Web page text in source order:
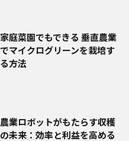
家庭菜園でもできる 垂直農業
でマイクログリーンを栽培す
る方法
農業ロボットがもたらす収穫
の未来：効率と利益を高める